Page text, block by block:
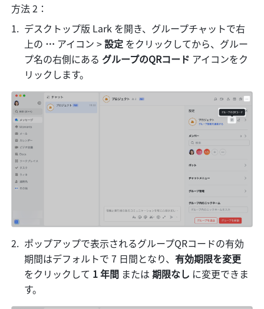
方法 2：
デスクトップ版 Lark を開き、グループチャットで右
上の … アイコン > 設定 をクリックしてから、グルー
プ名の右側にある グループのQRコード アイコンをク
リックします。
ポップアップで表示されるグループQRコードの有効
期間はデフォルトで 7 日間となり、
をクリックして 1 年間 または 期限なし に変更できま
す。